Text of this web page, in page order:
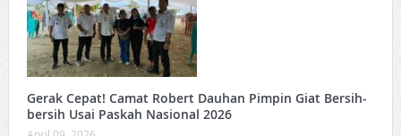
Gerak Cepat! Camat Robert Dauhan Pimpin Giat Bersih-
bersih Usai Paskah Nasional 2026